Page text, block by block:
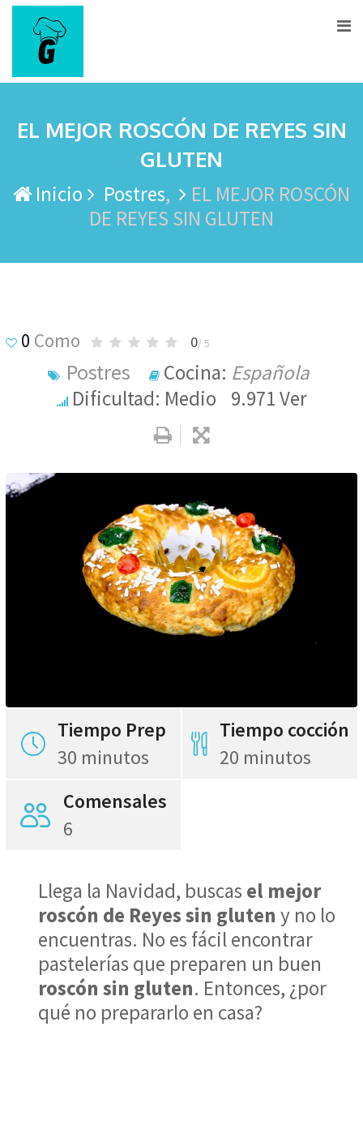
contenido
EL MEJOR ROSCÓN DE REYES SIN
GLUTEN
Inicio Postres
EL MEJOR ROSCÓN
DE REYES SIN GLUTEN
0 Como 0/ 5
Postres Cocina: Española
Dificultad: Medio
9.971Ver
Tiempo Prep
30 minutos
Tiempo cocción
20 minutos
Comensales
6
Llega la Navidad, buscas el mejor
roscón de Reyes sin gluten y no lo
encuentras. No es fácil encontrar
pastelerías que preparen un buen
roscón sin gluten. Entonces, ¿por
qué no prepararlo en casa?